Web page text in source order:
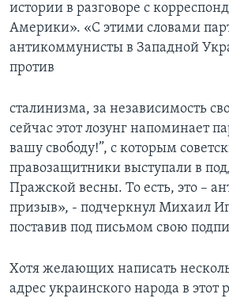
истории в разговоре с
Америки». «С этими словами
антикоммунисты в Западной
против
сталинизма, за независимость
сейчас этот лозунг напоминает
вашу свободу!”, с которым
правозащитники выступали в
Пражской весны. То есть, это –
призыв», - подчеркнул Михаил
поставив под письмом свою
Хотя желающих написать
адрес украинского народа в этот